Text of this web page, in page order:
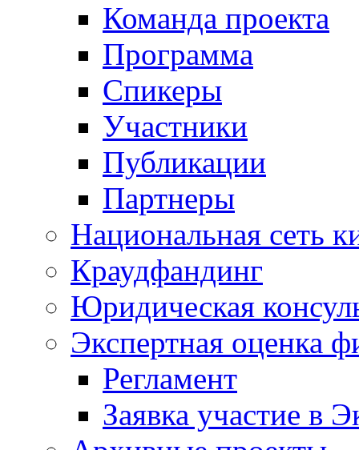
Команда проекта
Программа
Спикеры
Участники
Публикации
Партнеры
Национальная сеть
Краудфандинг
Юридическая
Экспертная оценка
Регламент
Заявка участие в